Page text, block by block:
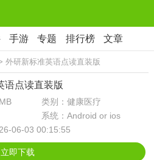
手游 专题 排行榜 文章
外研新标准英语点读直装版
语点读直装版
类别：健康医疗
系统：Android or ios
06-03 00:15:55
立即下载